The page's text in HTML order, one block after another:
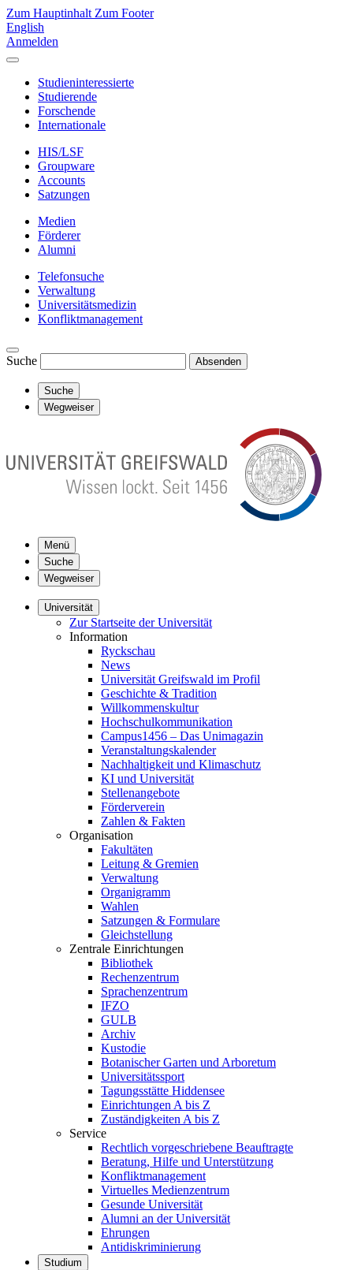
Zum Hauptinhalt Zum Footer
English
Anmelden
Studieninteressierte
Studierende
Forschende
Internationale
HIS/LSF
Groupware
Accounts
Satzungen
Medien
Förderer
Alumni
Telefonsuche
Verwaltung
Universitätsmedizin
Konfliktmanagement
Suche Absenden
Suche
Wegweiser
Menü
Suche
Wegweiser
Universität
Zur Startseite der Universität
Information
Ryckschau
News
Universität Greifswald im Profil
Geschichte & Tradition
Willkommenskultur
Hochschulkommunikation
Campus1456 – Das Unimagazin
Veranstaltungskalender
Nachhaltigkeit und Klimaschutz
KI und Universität
Stellenangebote
Förderverein
Zahlen & Fakten
Organisation
Fakultäten
Leitung & Gremien
Verwaltung
Organigramm
Wahlen
Satzungen & Formulare
Gleichstellung
Zentrale Einrichtungen
Bibliothek
Rechenzentrum
Sprachenzentrum
IFZO
GULB
Archiv
Kustodie
Botanischer Garten und Arboretum
Universitätssport
Tagungsstätte Hiddensee
Einrichtungen A bis Z
Zuständigkeiten A bis Z
Service
Rechtlich vorgeschriebene Beauftragte
Beratung, Hilfe und Unterstützung
Konfliktmanagement
Virtuelles Medienzentrum
Gesunde Universität
Alumni an der Universität
Ehrungen
Antidiskriminierung
Studium